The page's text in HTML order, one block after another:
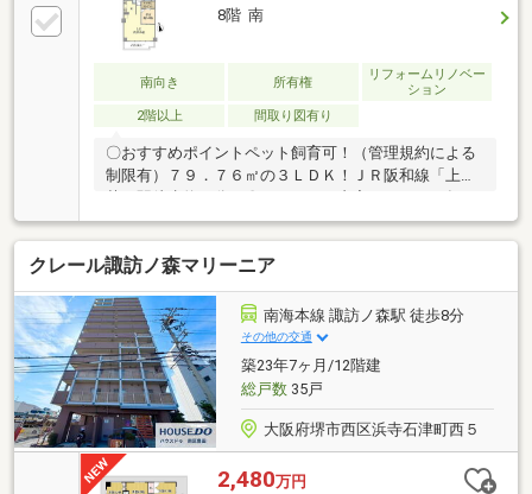
ブン堺東上野芝町2丁店…徒歩7分・万代上野芝店…徒歩
6分ハウスフリーダムは【東証スタンダード上場企
業】です。不動産購入や住宅ローンなど、お気軽にご
相談ください♪♪(ご来店の際は、店舗前に駐車場を完備
8階 南
南向き 所有権
リフォームリノベー
ション
2階以上
間取り図有り
〇おすすめポイントペット飼育可！（管理規約による
制限有）７９．７６㎡の３ＬＤＫ！ＪＲ阪和線「上野
月実施済み【水回り】システムキッチン交換ユニット
バス交換トイレ本体・温水洗浄便座交換他【内装】ク
ロス・フローリング張替（全室）和室から洋室変更他
クレール諏訪ノ森マリーニア
南海本線 諏訪ノ森駅 徒歩8分
その他の交通
築23年7ヶ月/12階建
総戸数35戸
大阪府堺市西区浜寺石津町西５
2,480万円